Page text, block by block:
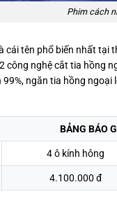
Phim cách
cái tên phổ biến nhất tại
công nghệ cắt tia hồng
ngăn tia hồng
BẢNG BÁO
4 ô kính hông
4.100.000 đ